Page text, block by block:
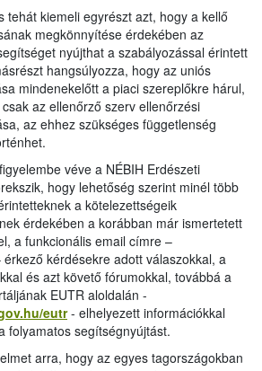
tehát kiemeli egyrészt azt, hogy a kellő
megkönnyítése érdekében az
nyújthat a szabályozással érintett
hangsúlyozza, hogy az uniós
mindenekelőtt a piaci szereplőkre hárul,
az ellenőrző szerv ellenőrzési
az ehhez szükséges függetlenség
véve a NÉBIH Erdészeti
hogy lehetőség szerint minél több
a kötelezettségeik
érdekében a korábban már ismertetett
a funkcionális email címre –
kérdésekre adott válaszokkal, a
és azt követő fórumokkal, továbbá a
EUTR aloldalán -
eutr- elhelyezett információkkal
folyamatos segítségnyújtást.
arra, hogy az egyes tagországokban